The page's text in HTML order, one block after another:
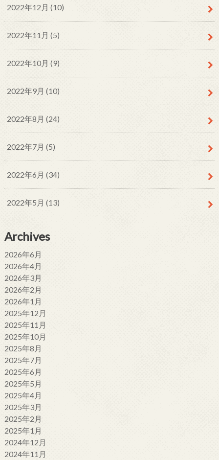
2022年12月 (10)
2022年11月 (5)
2022年10月 (9)
2022年9月 (10)
2022年8月 (24)
2022年7月 (5)
2022年6月 (34)
2022年5月 (13)
Archives
2026年6月
2026年4月
2026年3月
2026年2月
2026年1月
2025年12月
2025年11月
2025年10月
2025年8月
2025年7月
2025年6月
2025年5月
2025年4月
2025年3月
2025年2月
2025年1月
2024年12月
2024年11月